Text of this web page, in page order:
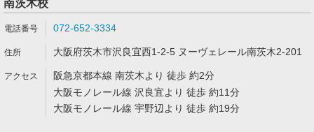
南茨木校
072-652-3334
大阪府茨木市沢良宜西1-2-5 ヌーヴェレール南茨木2-201
阪急京都本線 南茨木より 徒歩 約2分
大阪モノレール線 沢良宜より 徒歩 約11分
大阪モノレール線 宇野辺より 徒歩 約19分